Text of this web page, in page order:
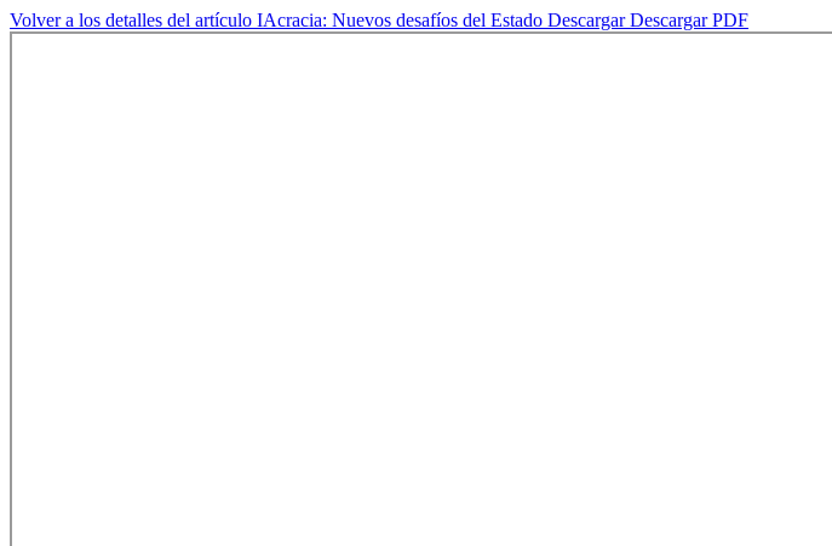
Volver a los detalles del artículo IAcracia: Nuevos desafíos del Estado DescargarDescargar PDF